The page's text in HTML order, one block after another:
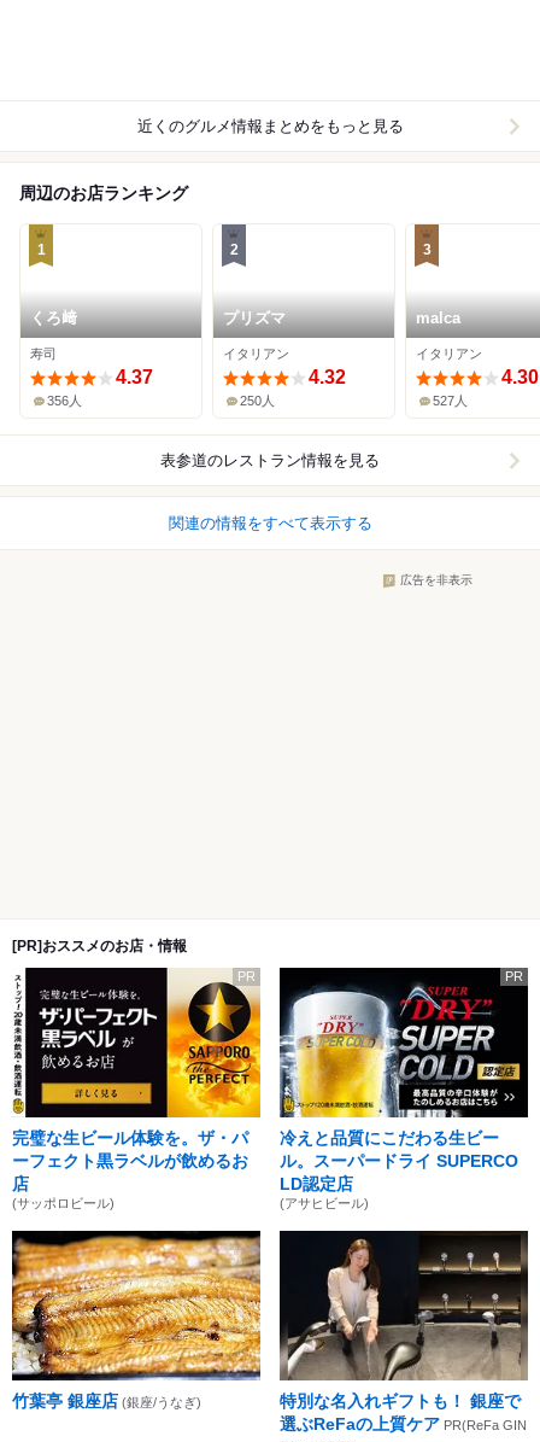
近くのグルメ情報まとめをもっと見る
周辺のお店ランキング
1
くろ﨑
寿司
4.37
356人
2
プリズマ
イタリアン
4.32
250人
3
malca
イタリアン
4.30
527人
表参道のレストラン情報を見る
関連の情報をすべて表示する
広告を非表示
[PR]おススメのお店・情報
PR
完璧な生ビール体験を。ザ・パ
ーフェクト黒ラベルが飲めるお
店
(サッポロビール)
PR
冷えと品質にこだわる生ビー
ル。スーパードライ SUPERCO
LD認定店
(アサヒビール)
竹葉亭 銀座店 (銀座/うなぎ)
特別な名入れギフトも！ 銀座で
選ぶReFaの上質ケア PR(ReFa GIN